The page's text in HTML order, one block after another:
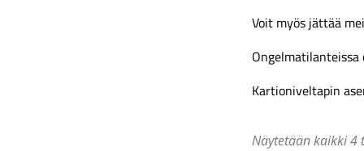
Voit myös jättää
Kartioniveltapin
Näytetään kaikki 4